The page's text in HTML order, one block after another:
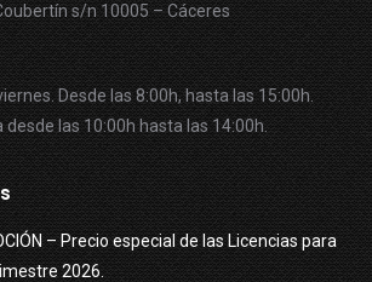
s/n 10005 – Cáceres
Desde las 8:00h, hasta las 15:00h.
las 10:00h hasta las 14:00h.
– Precio especial de las Licencias para
2026.